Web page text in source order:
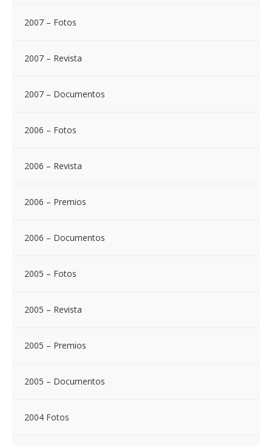
2007 – Fotos
2007 – Revista
2007 – Documentos
2006 – Fotos
2006 – Revista
2006 – Premios
2006 – Documentos
2005 – Fotos
2005 – Revista
2005 – Premios
2005 – Documentos
2004 Fotos